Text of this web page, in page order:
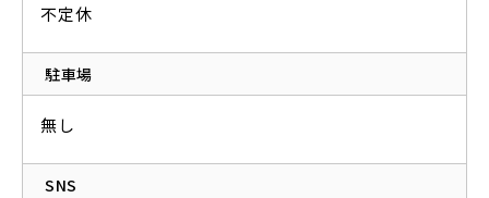
不定休
駐車場
無し
SNS